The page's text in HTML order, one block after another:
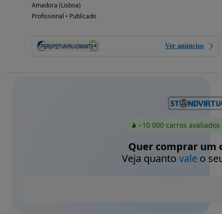
Amadora (Lisboa)
Profissional • Publicado
Ver anúncios
~10 000 carros
Quer comprar um
Veja quanto valeo